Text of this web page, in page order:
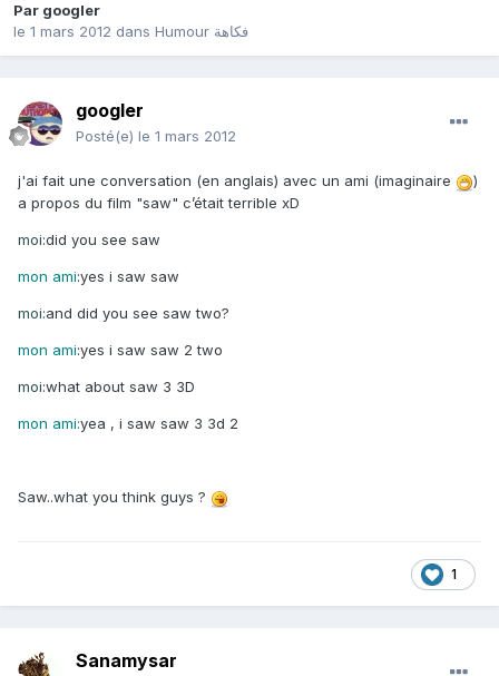
Par googler
le 1 mars 2012 dans Humour فكاهة
googler
Posté(e) le 1 mars 2012
j'ai fait une conversation (en anglais) avec un ami (imaginaire
)
a propos du film "saw" c’était terrible xD
moi:did you see saw
mon ami:yes i saw saw
moi:and did you see saw two?
mon ami:yes i saw saw 2 two
moi:what about saw 3 3D
mon ami:yea , i saw saw 3 3d 2
Saw..what you think guys ?
1
Sanamysar